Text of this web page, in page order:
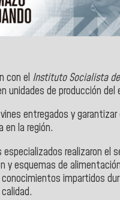
con el Instituto Socialista
unidades de producción
entregados y
la región.
especializados realizaron el
y esquemas de
impartidos